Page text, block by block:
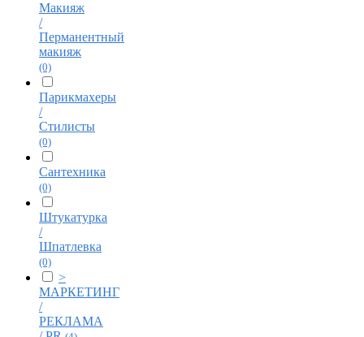
Макияж
/
Перманентный
макияж
(0)
Парикмахеры
/
Стилисты
(0)
Сантехника
(0)
Штукатурка
/
Шпатлевка
(0)
>
МАРКЕТИНГ
/
РЕКЛАМА